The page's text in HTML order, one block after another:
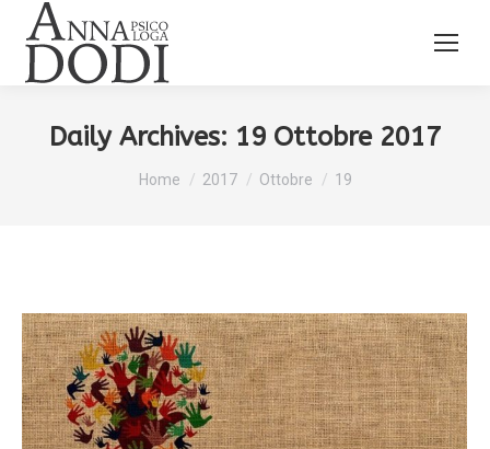
Daily Archives: 19 Ottobre 2017
You are here:
Home 2017 Ottobre 19